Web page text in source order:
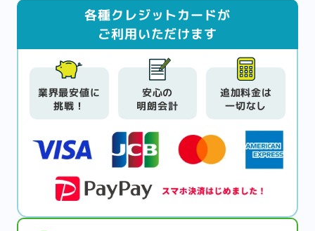
各種クレジットカードが
ご利用いただけます
業界最安値に
挑戦！
安心の
明朗会計
追加料金は
一切なし